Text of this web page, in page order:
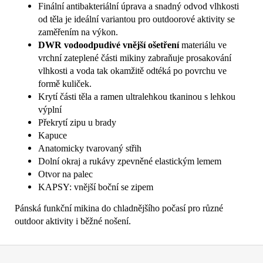
Finální antibakteriální úprava a snadný odvod vlhkosti
od těla je ideální variantou pro outdoorové aktivity se
zaměřením na výkon.
DWR vodoodpudivé vnější ošetřenímateriálu ve
vrchní zateplené části mikiny zabraňuje prosakování
vlhkosti a voda tak okamžitě odtéká po povrchu ve
formě kuliček.
Krytí části těla a ramen ultralehkou tkaninou s lehkou
výplní
Překrytí zipu u brady
Kapuce
Anatomicky tvarovaný střih
Dolní okraj a rukávy zpevněné elastickým lemem
Otvor na palec
KAPSY: vnější boční se zipem
Pánská funkční mikina do chladnějšího počasí pro různé
outdoor aktivity i běžné nošení.
Z